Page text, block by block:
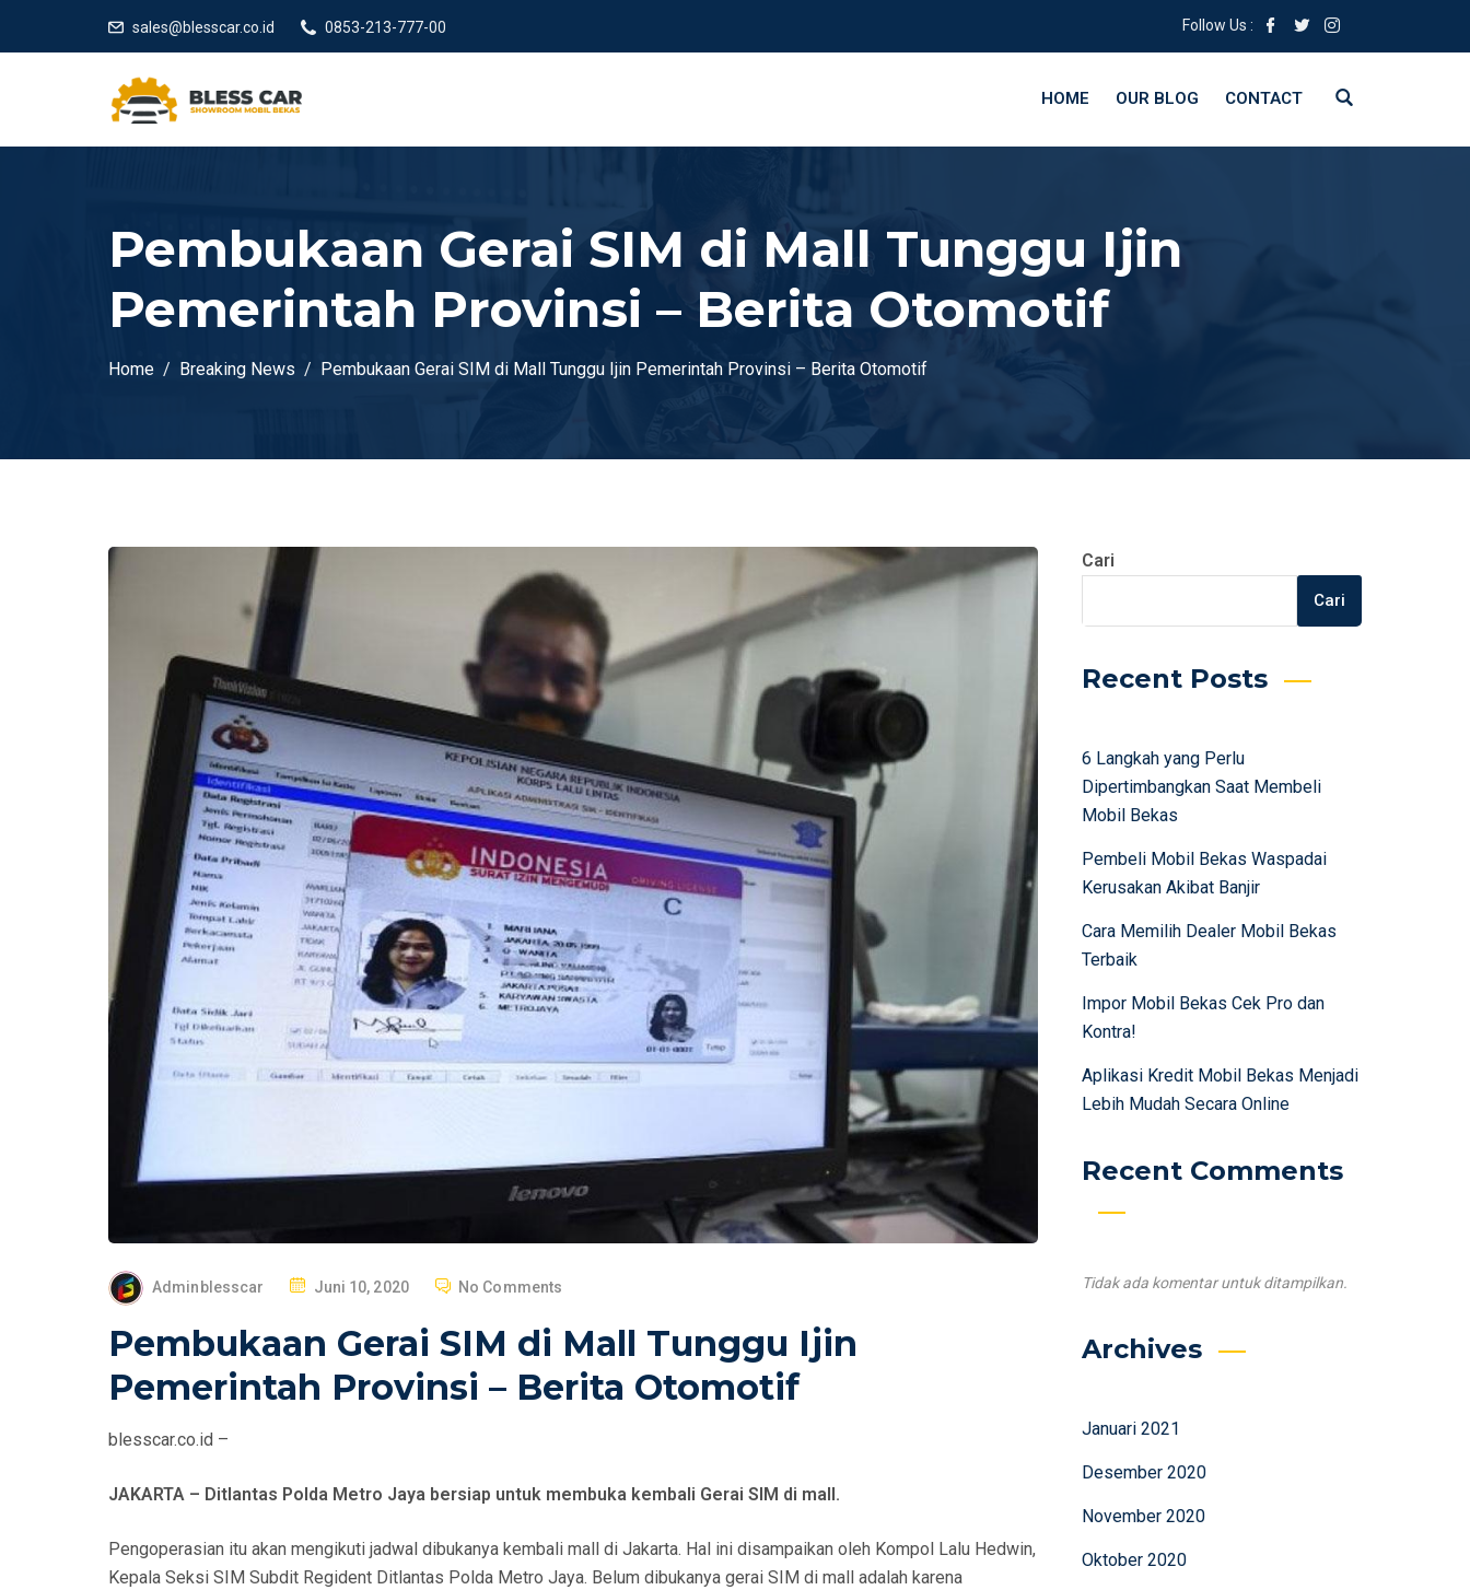
sales@blesscar.co.id 0853-213-777-00 Follow Us :
HOME OUR BLOG CONTACT
Pembukaan Gerai SIM di Mall Tunggu Ijin
Pemerintah Provinsi – Berita Otomotif
Home Breaking News Pembukaan Gerai SIM di Mall Tunggu Ijin Pemerintah Provinsi – Berita Otomotif
Adminblesscar
S
E
Juni 10, 2020 No Comments
Pembukaan Gerai SIM di Mall Tunggu Ijin
Pemerintah Provinsi – Berita Otomotif
blesscar.co.id –
JAKARTA – Ditlantas Polda Metro Jaya bersiap untuk membuka kembali Gerai SIM di mall.
Pengoperasian itu akan mengikuti jadwal dibukanya kembali mall di Jakarta. Hal ini disampaikan oleh Kompol Lalu Hedwin,
Kepala Seksi SIM Subdit Regident Ditlantas Polda Metro Jaya. Belum dibukanya gerai SIM di mall adalah karena
Cari
Cari
Recent Posts
6 Langkah yang Perlu
Dipertimbangkan Saat Membeli
Mobil Bekas
Pembeli Mobil Bekas Waspadai
Kerusakan Akibat Banjir
Cara Memilih Dealer Mobil Bekas
Terbaik
Impor Mobil Bekas Cek Pro dan
Kontra!
Aplikasi Kredit Mobil Bekas Menjadi
Lebih Mudah Secara Online
Recent Comments
Tidak ada komentar untuk ditampilkan.
Archives
Januari 2021
Desember 2020
November 2020
Oktober 2020